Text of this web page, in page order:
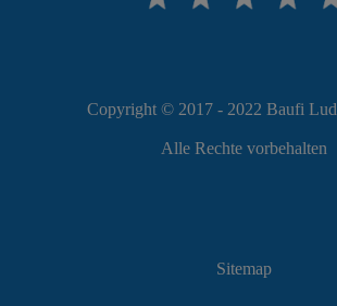
Copyright © 2017 - 2022 Baufi
Alle Rechte vorbehalten
Sitemap